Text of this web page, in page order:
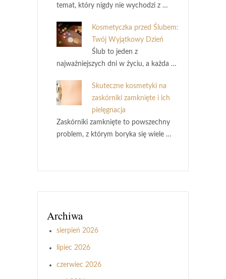
temat, który nigdy nie wychodzi z …
Kosmetyczka przed Ślubem:
Twój Wyjątkowy Dzień
Ślub to jeden z
najważniejszych dni w życiu, a każda …
Skuteczne kosmetyki na
zaskórniki zamknięte i ich
pielęgnacja
Zaskórniki zamknięte to powszechny
problem, z którym boryka się wiele …
Archiwa
sierpień 2026
lipiec 2026
czerwiec 2026